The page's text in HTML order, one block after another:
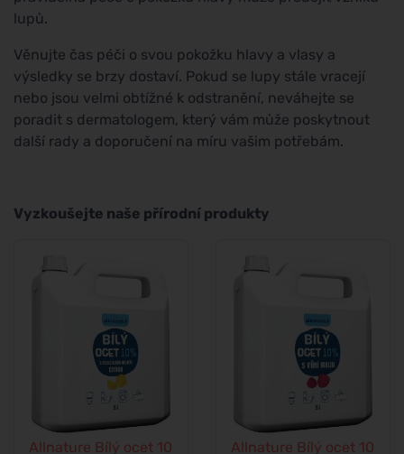
lupů.
Věnujte čas péči o svou pokožku hlavy a vlasy a
výsledky se brzy dostaví. Pokud se lupy stále vracejí
nebo jsou velmi obtížné k odstranění, neváhejte se
poradit s dermatologem, který vám může poskytnout
další rady a doporučení na míru vašim potřebám.
Vyzkoušejte naše přírodní produkty
Allnature Bílý ocet 10
Allnature Bílý ocet 10